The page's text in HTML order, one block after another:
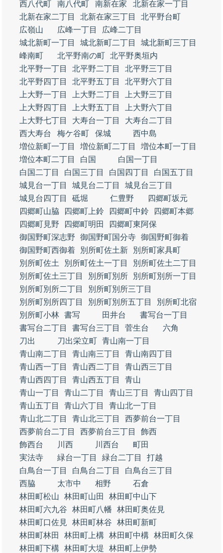
西八代町
南八代町 南新在家
北新在家一丁目
北新在家二丁目
北新在家三丁目
北平野台町
広嶺山
広峰一丁目
広峰二丁目
城北新町一丁目
城北新町二丁目
城北新町三丁目
峰南町
北平野南の町 北平野奥垣内
北平野一丁目
北平野二丁目
北平野三丁目
北平野四丁目
北平野五丁目
北平野六丁目
上大野一丁目
上大野二丁目
上大野三丁目
上大野四丁目
上大野五丁目
上大野六丁目
上大野七丁目
大寿台一丁目
大寿台二丁目
西大寿台
梅ケ谷町 保城
西中島
増位新町一丁目
増位新町二丁目
増位本町一丁目
増位本町二丁目
白国
白国一丁目
白国二丁目
白国三丁目 白国四丁目
白国五丁目
城見台一丁目
城見台二丁目
城見台三丁目
城見台四丁目
砥堀 仁豊野
四郷町坂元
四郷町山脇
四郷町上鈴 四郷町中鈴
四郷町本郷
四郷町見野
四郷町明田
四郷町東阿保
御国野町深志野
御国野町国分寺 御国野町御着
御国野町西御着
別所町佐土新
別所町家具町
別所町佐土
別所町佐土一丁目
別所町佐土二丁目
別所町佐土三丁目
別所町別所
別所町別所一丁目
別所町別所二丁目
別所町別所三丁目
別所町別所四丁目
別所町別所五丁目
別所町北宿
別所町小林 書写 田井台
書写台一丁目
書写台二丁目
書写台三丁目 菅生台
六角
刀出
刀出栄立町 青山南一丁目
青山南二丁目
青山南三丁目
青山南四丁目
青山西一丁目
青山西二丁目
青山西三丁目
青山西四丁目
青山西五丁目
青山
青山一丁目
青山二丁目 青山三丁目
青山四丁目
青山五丁目
青山六丁目
青山北一丁目
青山北二丁目
青山北三丁目
西夢前台一丁目
西夢前台二丁目
西夢前台三丁目
飾西
飾西台
川西 川西台
町田
実法寺
緑台一丁目 緑台二丁目
打越
白鳥台一丁目
白鳥台二丁目
白鳥台三丁目
西脇
太市中 相野
石倉
林田町松山
林田町山田
林田町中山下
林田町六九谷
林田町八幡
林田町奥佐見
林田町口佐見
林田町林谷
林田町新町
林田町林田
林田町上構 林田町中構 林田町久保
林田町下構 林田町大堤
林田町上伊勢